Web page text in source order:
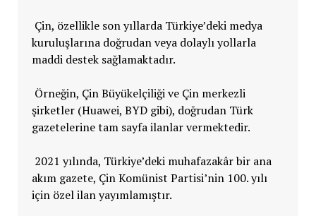
Çin, özellikle son yıllarda Türkiye’deki medya
kuruluşlarına doğrudan veya dolaylı yollarla
maddi destek sağlamaktadır.
Örneğin, Çin Büyükelçiliği ve Çin merkezli
şirketler (Huawei, BYD gibi), doğrudan Türk
gazetelerine tam sayfa ilanlar vermektedir.
2021 yılında, Türkiye’deki muhafazakâr bir ana
akım gazete, Çin Komünist Partisi’nin 100. yılı
için özel ilan yayımlamıştır.